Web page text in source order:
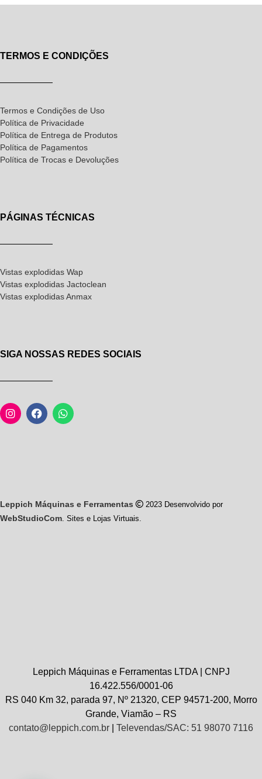
TERMOS E CONDIÇÕES
Termos e Condições de Uso
Política de Privacidade
Política de Entrega de Produtos
Política de Pagamentos
Política de Trocas e Devoluções
PÁGINAS TÉCNICAS
Vistas explodidas Wap
Vistas explodidas Jactoclean
Vistas explodidas Anmax
SIGA NOSSAS REDES SOCIAIS
Leppich Máquinas e Ferramentas 2023 Desenvolvido por
WebStudioCom. Sites e Lojas Virtuais.
Leppich Máquinas e Ferramentas LTDA | CNPJ
16.422.556/0001-06
RS 040 Km 32, parada 97, Nº 21320, CEP 94571-200, Morro
Grande, Viamão – RS
contato@leppich.com.br
Televendas/SAC: 51 98070 7116